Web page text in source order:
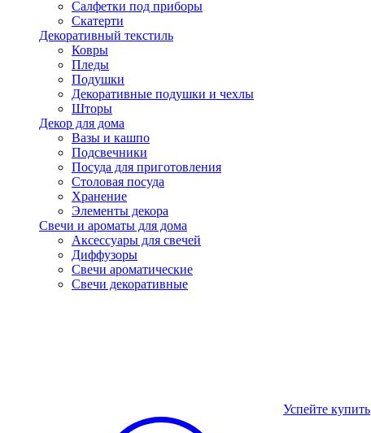
Салфетки под приборы
Скатерти
Декоративный текстиль
Ковры
Пледы
Подушки
Декоративные подушки и чехлы
Шторы
Декор для дома
Вазы и кашпо
Подсвечники
Посуда для приготовления
Столовая посуда
Хранение
Элементы декора
Свечи и ароматы для дома
Аксессуары для свечей
Диффузоры
Свечи ароматические
Свечи декоративные
Успейте купить